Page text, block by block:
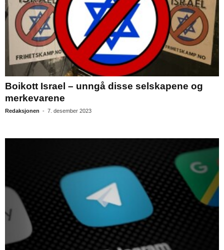
Boikott Israel – unngå disse selskapene og
merkevarene
Redaksjonen - 7. desember 2023